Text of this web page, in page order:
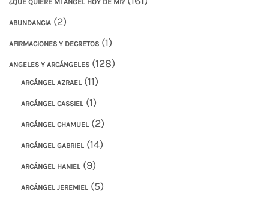
¿QUÉ QUIERE MI ÁNGEL HOY DE MÍ?
ABUNDANCIA (2)
AFIRMACIONES Y DECRETOS (1)
ANGELES Y ARCÁNGELES (128)
ARCÁNGEL AZRAEL (11)
ARCÁNGEL CASSIEL (1)
ARCÁNGEL CHAMUEL (2)
ARCÁNGEL GABRIEL (14)
ARCÁNGEL HANIEL (9)
ARCÁNGEL JEREMIEL (5)